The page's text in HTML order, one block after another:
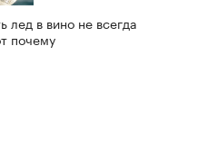
лед в вино не всегда
почему